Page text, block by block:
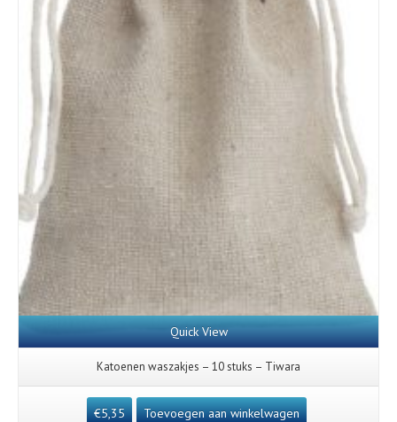
Quick View
Katoenen waszakjes – 10 stuks – Tiwara
€5,35 Toevoegen aan winkelwagen